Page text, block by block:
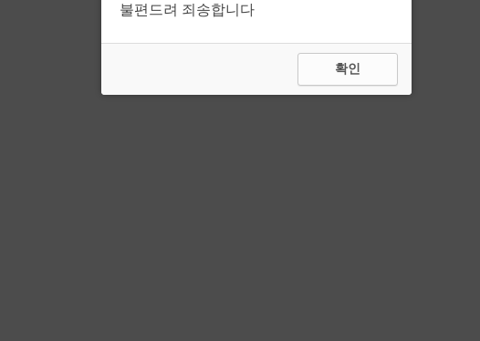
불편드려 죄송합니다
확인